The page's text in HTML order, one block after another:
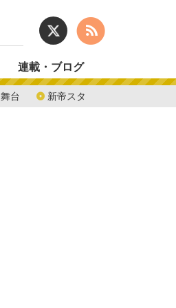
舞台 新帝スタ
連載・ブログ